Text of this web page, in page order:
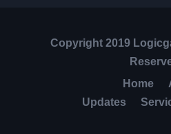
Copyright 2019
Home
Updates